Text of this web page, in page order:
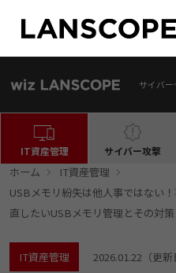
サイバ
IT資産管理 サイバー攻撃
ホーム
IT資産管理
USBメモリ紛失は他人事ではない
直したいUSBメモリ管理とその対策
IT資産管理 2026.01.22（更新